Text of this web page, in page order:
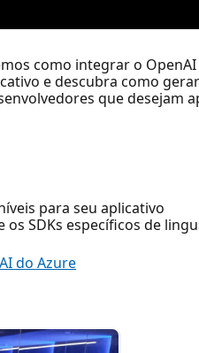
como integrar o
e descubra como
que
para seu aplicativo
SDKs específicos de
do Azure